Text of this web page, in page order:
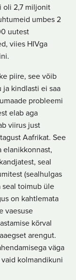
oli 2,7 miljonit
umbes 2
uutest
viies HIVga
piire, see võib
ja kindlasti ei saa
probleemi
elab aga
viirus just
Aafrikat. See
elanikkonnast,
seal
(sealhulgas
seal toimub üle
on kahtlemata
vaesuse
kõrval
arengut.
väga
kolmandikuni